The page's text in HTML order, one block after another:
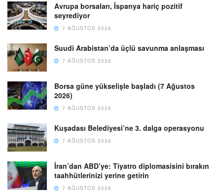
Avrupa borsaları, İspanya hariç pozitif
seyrediyor
7 AĞUSTOS 2026
Suudi Arabistan’da üçlü savunma anlaşması
7 AĞUSTOS 2026
Borsa güne yükselişle başladı (7 Ağustos
2026)
7 AĞUSTOS 2026
Kuşadası Belediyesi’ne 3. dalga operasyonu
7 AĞUSTOS 2026
İran’dan ABD’ye: Tiyatro diplomasisini bırakın
taahhütlerinizi yerine getirin
7 AĞUSTOS 2026